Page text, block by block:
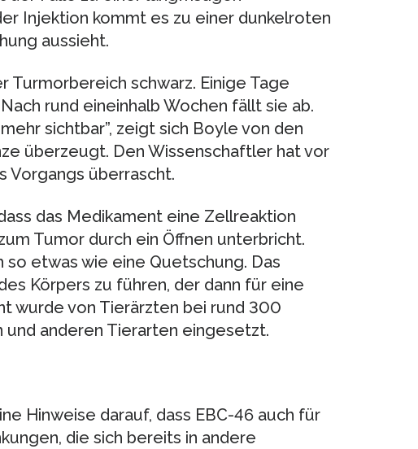
Injektion kommt es zu einer dunkelroten
aussieht.
Turmorbereich schwarz. Einige Tage
rund eineinhalb Wochen fällt sie ab.
sichtbar”, zeigt sich Boyle von den
überzeugt. Den Wissenschaftler hat vor
Vorgangs überrascht.
das Medikament eine Zellreaktion
Tumor durch ein Öffnen unterbricht.
so etwas wie eine Quetschung. Das
Körpers zu führen, der dann für eine
wurde von Tierärzten bei rund 300
und anderen Tierarten eingesetzt.
Hinweise darauf, dass EBC-46 auch für
die sich bereits in andere